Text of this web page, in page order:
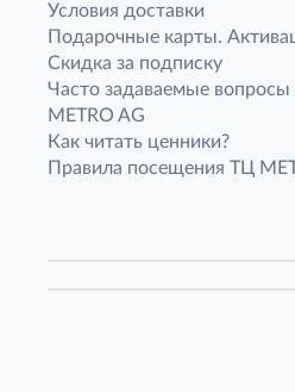
Условия доставки
Подарочные карты.
Скидка за подписку
Часто задаваемые вопросы
METRO AG
Как читать ценники?
Правила посещения ТЦ